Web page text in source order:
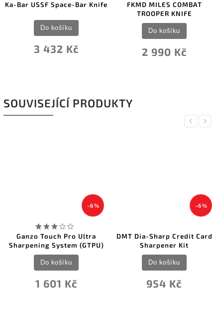
Ka-Bar USSF Space-Bar Knife
3 432 Kč
Do košíku
FKMD MILES COMBAT
TROOPER KNIFE
2 990 Kč
Do košíku
SOUVISEJÍCÍ PRODUKTY
Previous
–6 %
Ganzo Touch Pro Ultra
Sharpening System (GTPU)
1 601 Kč
Do košíku
–6 %
DMT Dia-Sharp Credit Card
Sharpener Kit
954 Kč
Do košíku
Next